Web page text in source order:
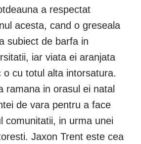
a respectat
acesta, cand o greseala
subiect de barfa in
iar viata ei aranjata
o cu totul alta intorsatura.
ramana in orasul ei natal
de vara pentru a face
comunitatii, in urma unei
Jaxon Trent este cea